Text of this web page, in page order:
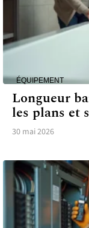
ÉQUIPEMENT
Longueur
les plans et
30 mai 2026